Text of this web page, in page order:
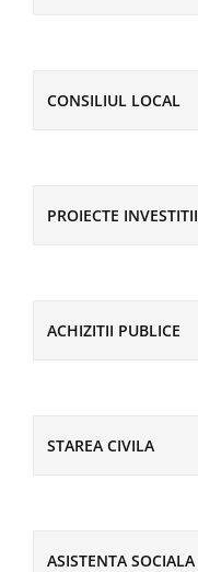
CONSILIUL LOCAL
PROIECTE INVESTITII
ACHIZITII PUBLICE
STAREA CIVILA
ASISTENTA SOCIALA